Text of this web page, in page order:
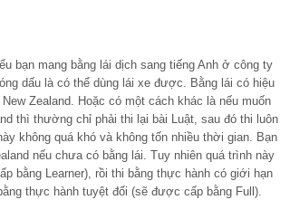
bạn mang bằng lái dịch sang tiếng Anh ở công ty
dấu là có thể dùng lái xe được. Bằng lái có hiệu
Zealand. Hoặc có một cách khác là nếu muốn
thì thường chỉ phải thi lại bài Luật, sau đó thi luôn
không quá khó và không tốn nhiều thời gian. Bạn
nếu chưa có bằng lái. Tuy nhiên quá trình này
bằng Learner), rồi thi bằng thực hành có giới hạn
thực hành tuyệt đối (sẽ được cấp bằng Full).